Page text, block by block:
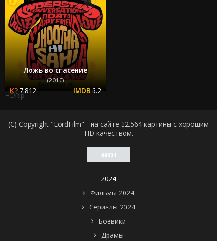
Ложь во спасение
(2010)
7.812 6.2
HDRip
(C) Copyright "LordFilm" - на сайте 32.564 картины с хорошим
HD качеством.
2024
Фильмы 2024
Сериалы 2024
Боевики
Драмы